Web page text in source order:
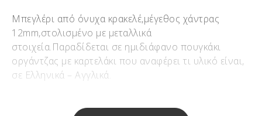
Μπεγλέρι από όνυχα κρακελέ,μέγεθος χάντρας
12mm,στολισμένο με μεταλλικά
στοιχεία.Παραδίδεται σε ημιδιάφανο πουγκάκι
οργάντζας με καρτελάκι που αναφέρει τι υλικό είναι,
σε Ελληνικά – Αγγλικά.